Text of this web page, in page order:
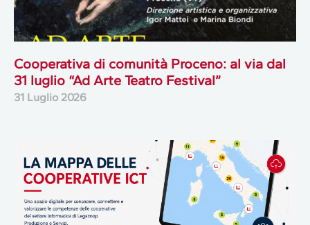
Cooperativa di comunità Proceno: al via dal
31 luglio “Ad Arte Teatro Festival”
31 Luglio 2026